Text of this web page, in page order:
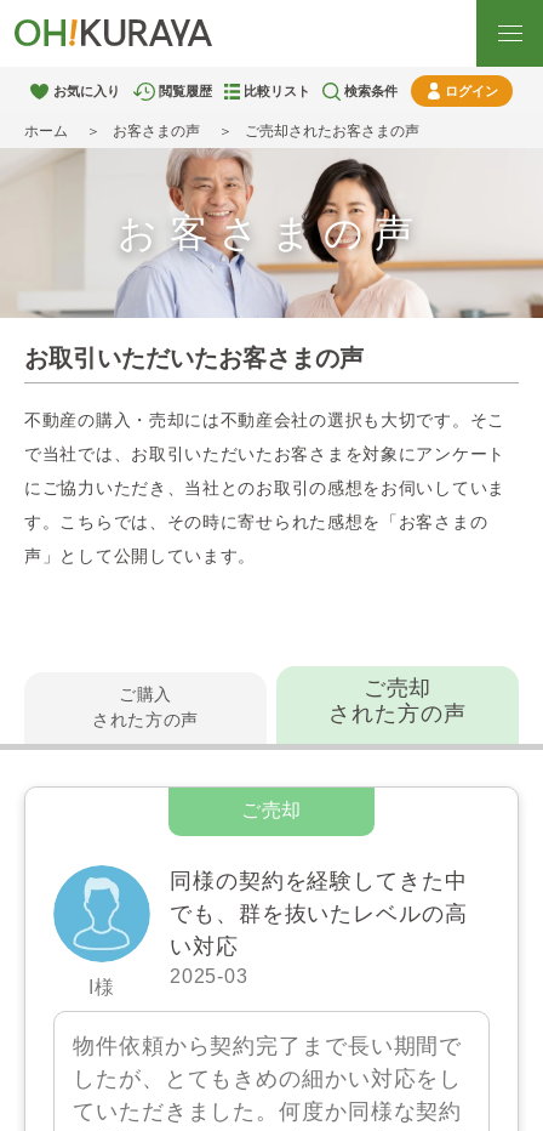
お気に入り 閲覧履歴 比較リスト 検索条件 ログイン
ホーム お客さまの声 ご売却されたお客さまの声
お客さまの声
お取引いただいたお客さまの声
不動産の購入・売却には不動産会社の選択も大切です。 そこ
で当社では、お取引いただいたお客さまを対象にアンケート
にご協力いただき、 当社とのお取引の感想をお伺いしていま
す。 こちらでは、その時に寄せられた感想を「お客さまの
声」として公開しています。
ご購入
された方の声
ご売却
された方の声
I様
同様の契約を経験してきた中
でも、群を抜いたレベルの高
い対応
2025-03
物件依頼から契約完了まで長い期間で
したが、とてもきめの細かい対応をし
ていただきました。何度か同様な契約